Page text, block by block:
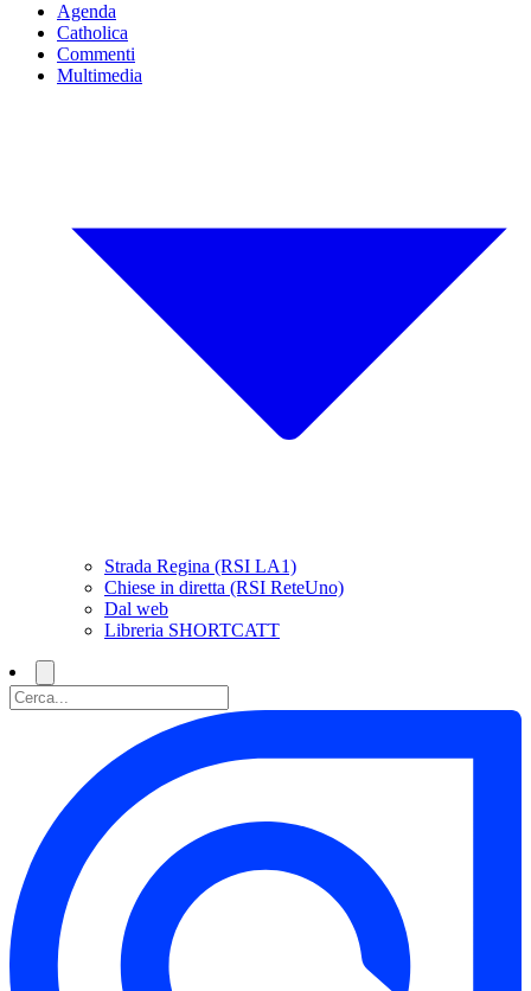
Agenda
Catholica
Commenti
Multimedia
Strada Regina (RSI LA1)
Chiese in diretta (RSI ReteUno)
Dal web
Libreria SHORTCATT